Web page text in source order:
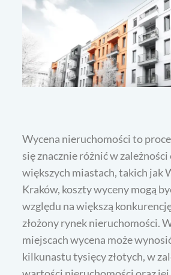
Wycena nieruchomości to
się znacznie różnić w
większych miastach, takich jak
Kraków, koszty wyceny mogą
względu na większą
złożony rynek nieruchomości.
miejscach wycena może
kilkunastu tysięcy złotych, w